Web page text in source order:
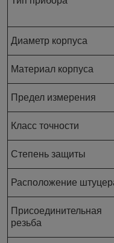
Диаметр корпуса
Материал корпуса
Предел измерения
Класс точности
Степень защиты
Расположение
Присоединительная
резьба